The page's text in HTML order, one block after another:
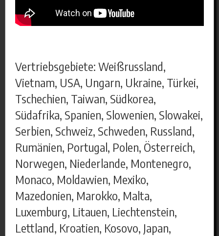
Vertriebsgebiete: Weißrussland,
Vietnam, USA, Ungarn, Ukraine, Türkei,
Tschechien, Taiwan, Südkorea,
Südafrika, Spanien, Slowenien, Slowakei,
Serbien, Schweiz, Schweden, Russland,
Rumänien, Portugal, Polen, Österreich,
Norwegen, Niederlande, Montenegro,
Monaco, Moldawien, Mexiko,
Mazedonien, Marokko, Malta,
Luxemburg, Litauen, Liechtenstein,
Lettland, Kroatien, Kosovo, Japan,